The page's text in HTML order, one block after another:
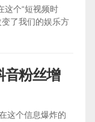
这个“短视频时
了我们的娱乐方
音粉丝增
这个信息爆炸的